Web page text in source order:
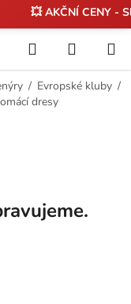
💥 AKČNÍ CENY -
Hledat
KOŠÍK
/ Evropské kluby /
dresy